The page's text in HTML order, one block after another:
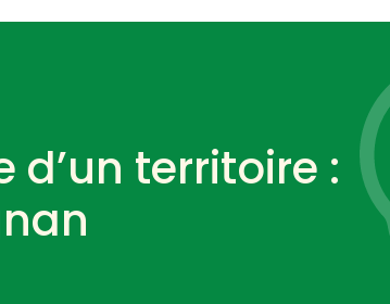
d’un territoire :